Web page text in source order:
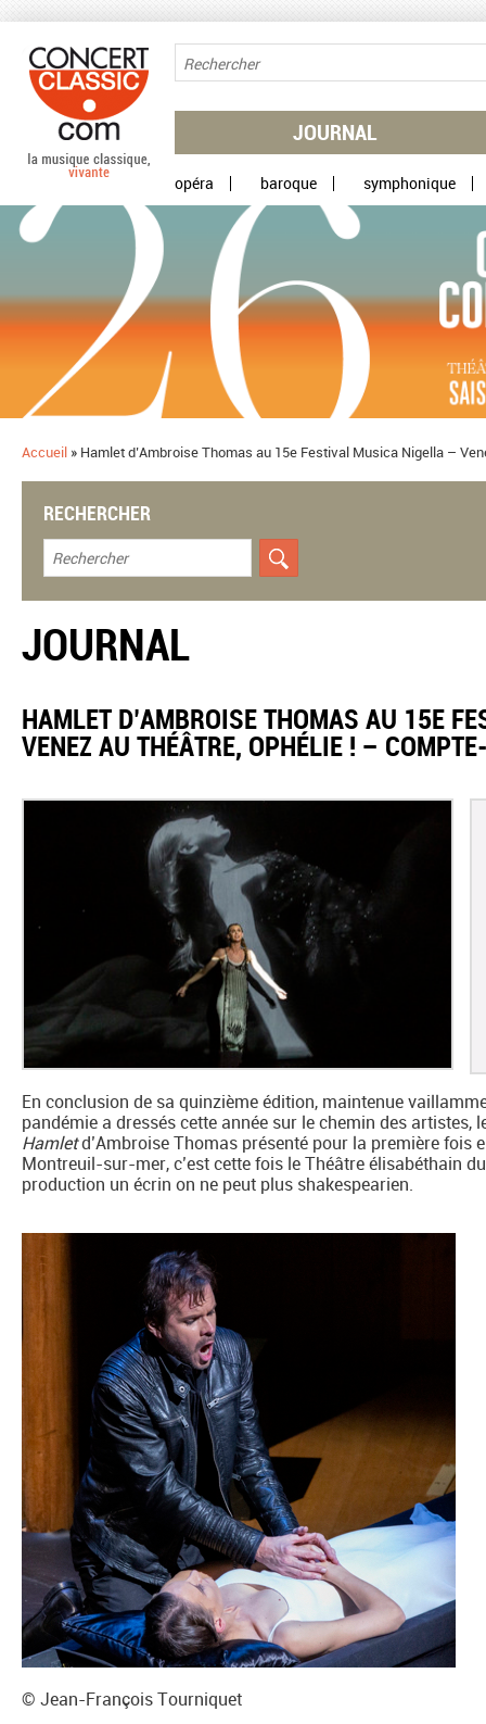
JOURNAL
opéra baroque symphonique
Accueil » ​Hamlet d’Ambroise Thomas au 15e Festival Musica Nigella –
RECHERCHER
JOURNAL
​HAMLET D’AMBROISE THOMAS AU 15E
VENEZ AU THÉÂTRE, OPHÉLIE ! –
En conclusion de sa quinzième édition, maintenue
pandémie a dressés cette année sur le chemin des
Hamletd’Ambroise Thomas présenté pour la première fois
Montreuil-sur-mer, c’est cette fois le Théâtre élisabéthain
production un écrin on ne peut plus shakespearien.
© Jean-François Tourniquet